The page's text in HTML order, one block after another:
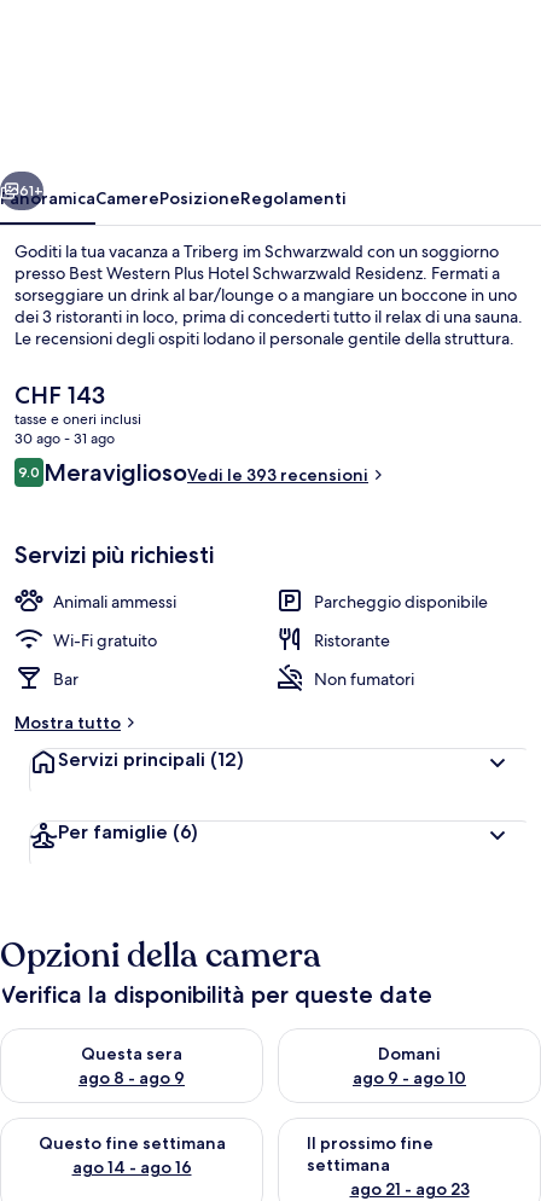
Residenz
Avanti
61+
PanoramicaCamerePosizioneRegolamenti
Goditi la tua vacanza a Triberg im Schwarzwald con un soggiorno
presso Best Western Plus Hotel Schwarzwald Residenz. Fermati a
sorseggiare un drink al bar/lounge o a mangiare un boccone in uno
dei 3 ristoranti in loco, prima di concederti tutto il relax di una sauna.
Le recensioni degli ospiti lodano il personale gentile della struttura.
Il
prezzo
attuale
è
CHF 143
CHF 143
tasse e oneri inclusi
30 ago - 31 ago
Recensioni
9.09.0 su 10
MeravigliosoVedi le 393 recensioni
Servizi più richiesti
Animali ammessi
Parcheggio disponibile
Wi-Fi gratuito
Ristorante
Bar
Non fumatori
Mostra tutto
Servizi principali (12)
Per famiglie (6)
Opzioni della camera
Verifica la disponibilità per queste date
Questa sera
ago 8 - ago 9
Verifica la disponibilità per questa sera, ago 8 - ago 9
Domani
ago 9 - ago 10
Verifica la disponibilità per
Questo fine settimana
ago 14 - ago 16
Verifica la disponibilità per questo fine settimana, ago 14 -
Il prossimo fine
settimana
ago 21 - ago 23
Verifica la disponibilità per il